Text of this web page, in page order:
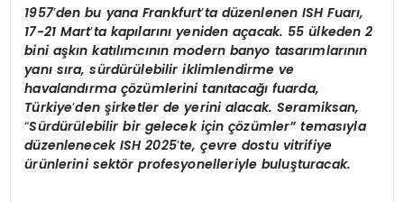
1957’den bu yana Frankfurt’ta düzenlenen ISH Fuarı,
17-21 Mart’ta kapılarını yeniden açacak. 55 ülkeden 2
bini aşkın katılımcının modern banyo tasarımlarının
yanı sıra, sürdürülebilir iklimlendirme ve
havalandırma çözümlerini tanıtacağı fuarda,
Türkiye’den şirketler de yerini alacak. Seramiksan,
“Sürdürülebilir bir gelecek için çözümler”temasıyla
düzenlenecek ISH 2025’te, çevre dostu vitrifiye
ürünlerini sektör profesyonelleriyle buluşturacak.